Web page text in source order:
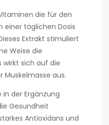
die für den
einer täglichen Dosis
Extrakt stimuliert
Weise die
wirkt sich auf die
Muskelmasse aus.
der Ergänzung
Gesundheit
Antioxidans und